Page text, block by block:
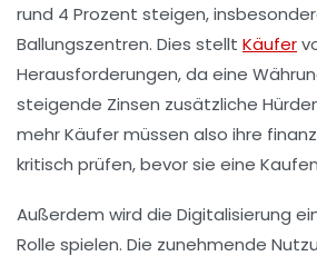
rund 4 Prozent steigen,
Ballungszentren. Dies stellt Käufer
Herausforderungen, da eine
steigende Zinsen zusätzliche
mehr Käufer müssen also ihre
kritisch prüfen, bevor sie eine
Außerdem wird die Digitalisierung
Rolle spielen. Die zunehmende